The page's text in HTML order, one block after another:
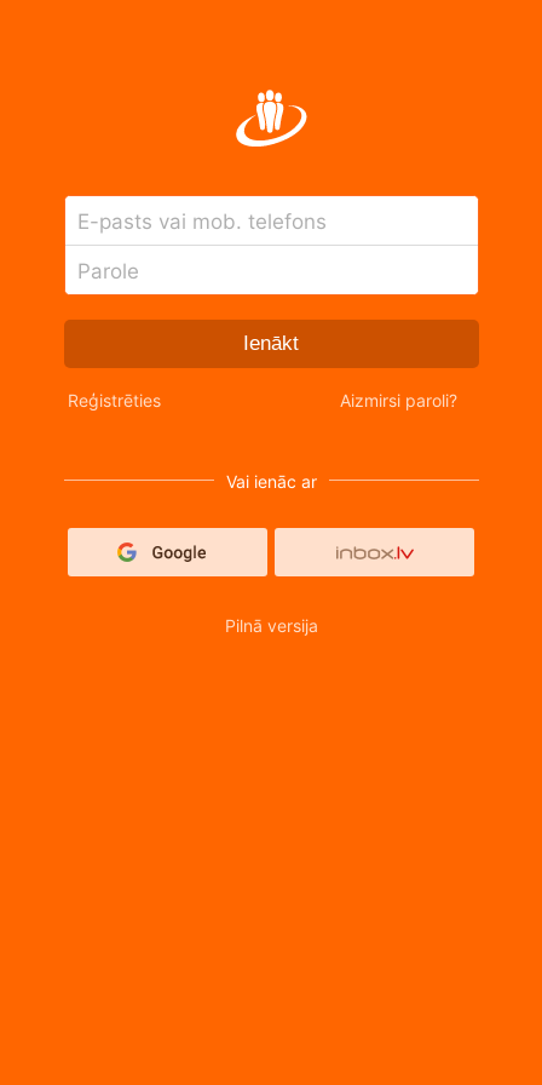
E-pasts vai mob. telefons
Parole
Ienākt
Reģistrēties Aizmirsi paroli?
Vai ienāc ar
Pilnā versija